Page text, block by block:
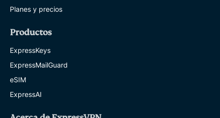
Planes y precios
Productos
ExpressKeys
ExpressMailGuard
eSIM
ExpressAI